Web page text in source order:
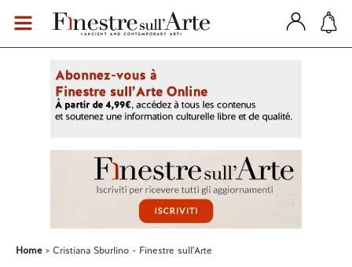
Home Cristiana Sburlino - Finestre sull'Arte